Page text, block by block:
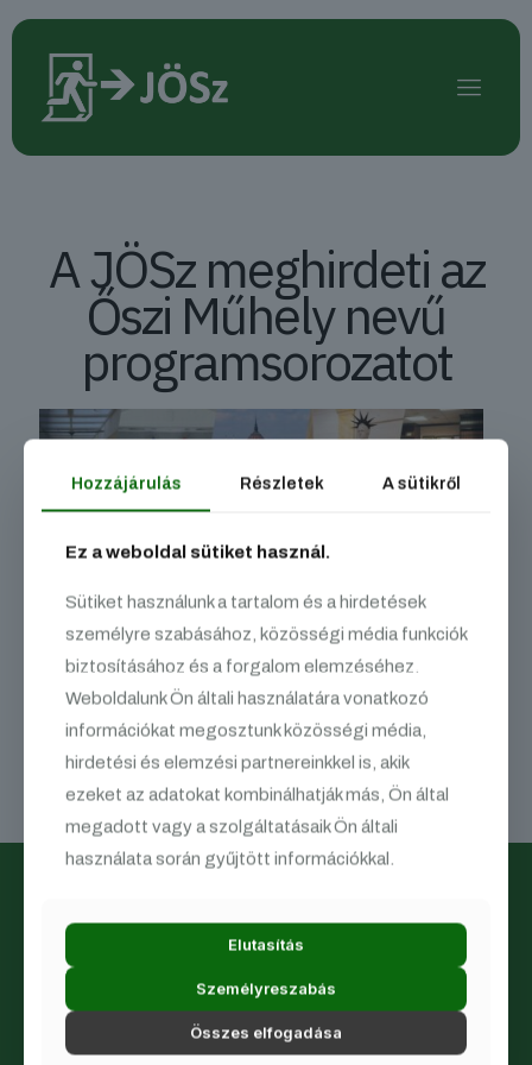
A JÖSz meghirdeti az
Őszi Műhely nevű
programsorozatot
Kedves Hallgatók!
ősszel ismét meghirdeti hagyományos őszi Műhelyét, azonban
kivételes módon, idén ősszel nem csupán az első, hanem a
másodéves hallgatók jelentkezését is várjuk!
Részletek és jelentkezés:www.joghallgatok.hu/oszi-muhely
Üdvözlettel,
a Szervezők
A Joghallgatók Önképző Szervezete (JÖSz) az ország
egyik vezető jogszakmai szervezete.
Hozzájárulás Részletek A sütikről
Ez a weboldal sütiket használ.
Sütiket használunk a tartalom és a hirdetések
személyre szabásához, közösségi média funkciók
biztosításához és a forgalom elemzéséhez.
Weboldalunk Ön általi használatára vonatkozó
információkat megosztunk közösségi média,
hirdetési és elemzési partnereinkkel is, akik
ezeket az adatokat kombinálhatják más, Ön által
megadott vagy a szolgáltatásaik Ön általi
használata során gyűjtött információkkal.
Elutasítás
Személyreszabás
Összes elfogadása